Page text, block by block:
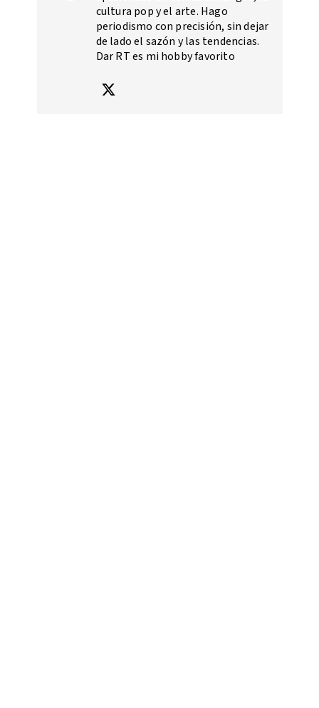
cultura pop y el arte. Hago
periodismo con precisión, sin dejar
de lado el sazón y las tendencias.
Dar RT es mi hobby favorito